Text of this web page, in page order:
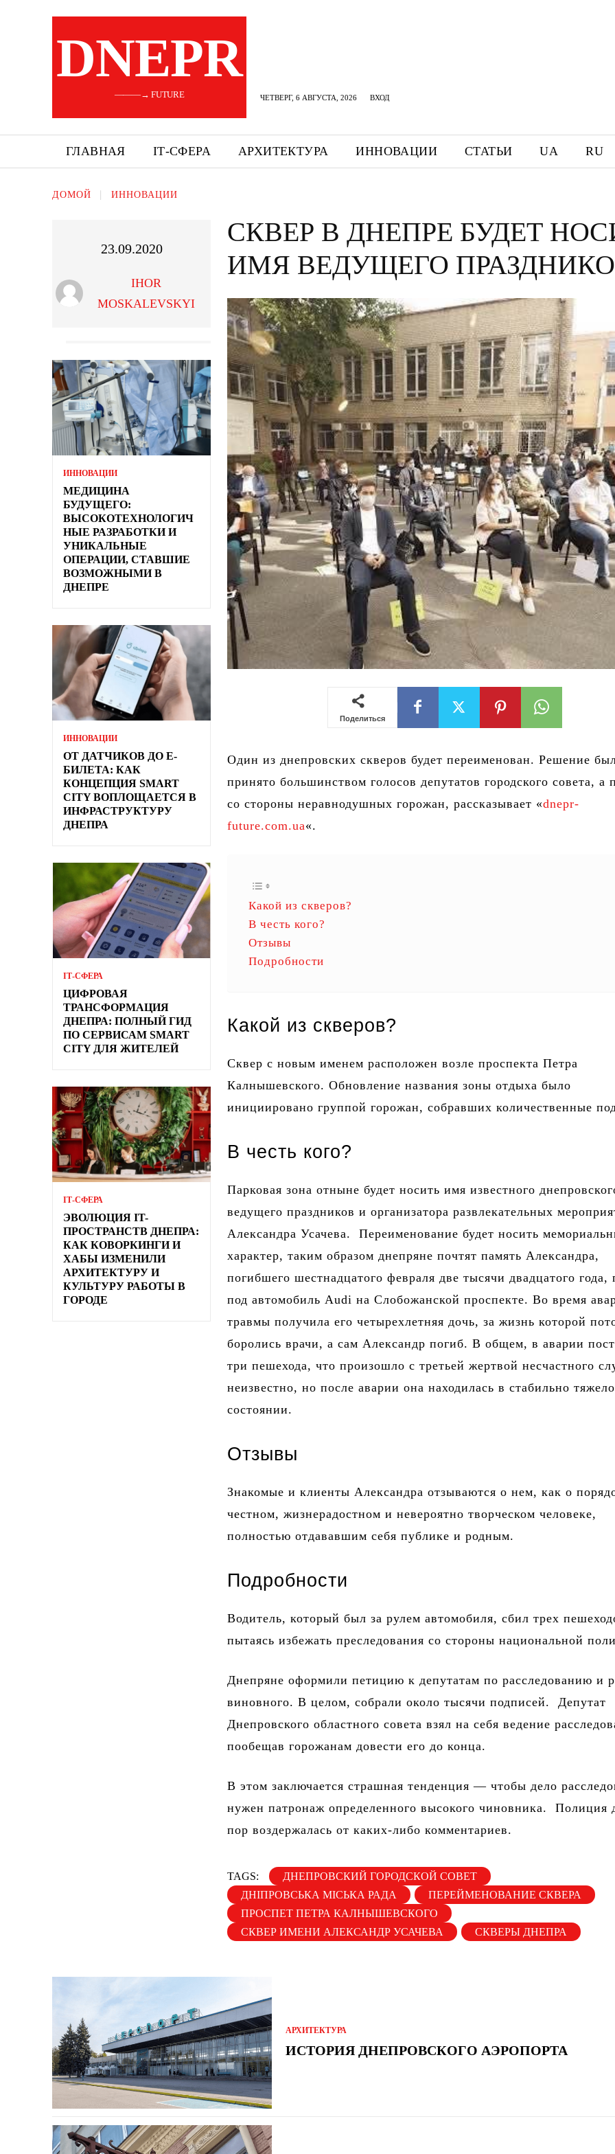
DNEPR
———→ FUTURE ЧЕТВЕРГ, 6 АВГУСТА, 2026 ВХОД
ГЛАВНАЯ ІТ-СФЕРА АРХИТЕКТУРА ИННОВАЦИИ СТАТЬИ UA RU
ДОМОЙ ИННОВАЦИИ
23.09.2020
IHOR
MOSKALEVSKYI
ИННОВАЦИИ
МЕДИЦИНА
БУДУЩЕГО:
ВЫСОКОТЕХНОЛОГИЧ
НЫЕ РАЗРАБОТКИ И
УНИКАЛЬНЫЕ
ОПЕРАЦИИ, СТАВШИЕ
ВОЗМОЖНЫМИ В
ДНЕПРЕ
ИННОВАЦИИ
ОТ ДАТЧИКОВ ДО Е-
БИЛЕТА: КАК
КОНЦЕПЦИЯ SMART
CITY ВОПЛОЩАЕТСЯ В
ИНФРАСТРУКТУРУ
ДНЕПРА
ІТ-СФЕРА
ЦИФРОВАЯ
ТРАНСФОРМАЦИЯ
ДНЕПРА: ПОЛНЫЙ ГИД
ПО СЕРВИСАМ SMART
CITY ДЛЯ ЖИТЕЛЕЙ
ІТ-СФЕРА
ЭВОЛЮЦИЯ IT-
ПРОСТРАНСТВ ДНЕПРА:
КАК КОВОРКИНГИ И
ХАБЫ ИЗМЕНИЛИ
АРХИТЕКТУРУ И
КУЛЬТУРУ РАБОТЫ В
ГОРОДЕ
СКВЕР В ДНЕПРЕ БУДЕТ
ИМЯ ВЕДУЩЕГО
Поделиться
Один из днепровских скверов будет переименован. Решение
принято большинством голосов депутатов городского совета, а
со стороны неравнодушных горожан, рассказывает «dnepr-
future.com.ua«.
Какой из скверов?
В честь кого?
Отзывы
Подробности
Какой из скверов?
Сквер с новым именем расположен возле проспекта Петра
Калнышевского. Обновление названия зоны отдыха было
инициировано группой горожан, собравших количественные
В честь кого?
Парковая зона отныне будет носить имя известного
ведущего праздников и организатора развлекательных
Александра Усачева. Переименование будет носить
характер, таким образом днепряне почтят память Александра,
погибшего шестнадцатого февраля две тысячи двадцатого года,
под автомобиль Audi на Слобожанской проспекте. Во время
травмы получила его четырехлетняя дочь, за жизнь которой
боролись врачи, а сам Александр погиб. В общем, в аварии
три пешехода, что произошло с третьей жертвой несчастного
неизвестно, но после аварии она находилась в стабильно
состоянии.
Отзывы
Знакомые и клиенты Александра отзываются о нем, как о
честном, жизнерадостном и невероятно творческом человеке,
полностью отдававшим себя публике и родным.
Подробности
Водитель, который был за рулем автомобиля, сбил трех
пытаясь избежать преследования со стороны национальной
Днепряне оформили петицию к депутатам по расследованию и
виновного. В целом, собрали около тысячи подписей. Депутат
Днепровского областного совета взял на себя ведение
пообещав горожанам довести его до конца.
В этом заключается страшная тенденция — чтобы дело
нужен патронаж определенного высокого чиновника. Полиция
пор воздержалась от каких-либо комментариев.
TAGS:
ДНЕПРОВСКИЙ ГОРОДСКОЙ СОВЕТ
ДНІПРОВСЬКА МІСЬКА РАДА
ПЕРЕЙМЕНОВАНИЕ СКВЕРА
ПРОСПЕТ ПЕТРА КАЛНЫШЕВСКОГО
СКВЕР ИМЕНИ АЛЕКСАНДР УСАЧЕВА
СКВЕРЫ ДНЕПРА
АРХИТЕКТУРА
ИСТОРИЯ ДНЕПРОВСКОГО АЭРОПОРТА